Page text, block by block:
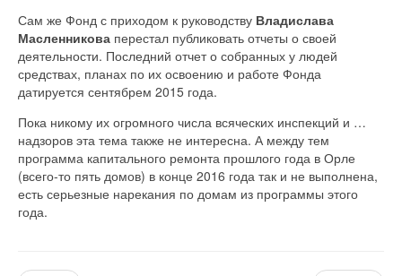
Сам же Фонд с приходом к руководству Владислава
Масленникова перестал публиковать отчеты о своей
деятельности. Последний отчет о собранных у людей
средствах, планах по их освоению и работе Фонда
датируется сентябрем 2015 года.
Пока никому их огромного числа всяческих инспекций и …
надзоров эта тема также не интересна. А между тем
программа капитального ремонта прошлого года в Орле
(всего-то пять домов) в конце 2016 года так и не выполнена,
есть серьезные нарекания по домам из программы этого
года.